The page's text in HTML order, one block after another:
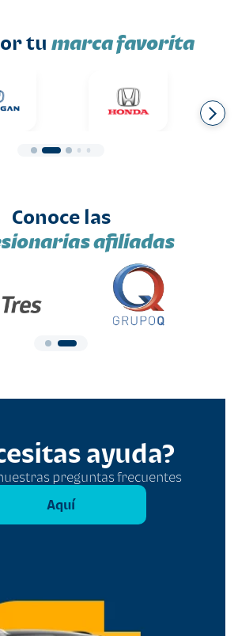
tu marca favorita
Conoce las
afiliadas
ayuda?
preguntas frecuentes
Aquí